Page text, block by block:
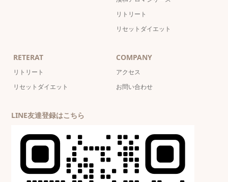
リトリート
リセットダイエット
RETERAT
リトリート
リセットダイエット
COMPANY
アクセス
お問い合わせ
LINE友達登録はこちら